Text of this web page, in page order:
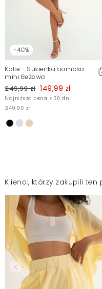
-40%
Katie - Sukienka bombka
mini Beżowa
249,99 zł 149,99 zł
Najniższa cena z 30 dni
249,99 zł
Klienci, którzy zakupili ten